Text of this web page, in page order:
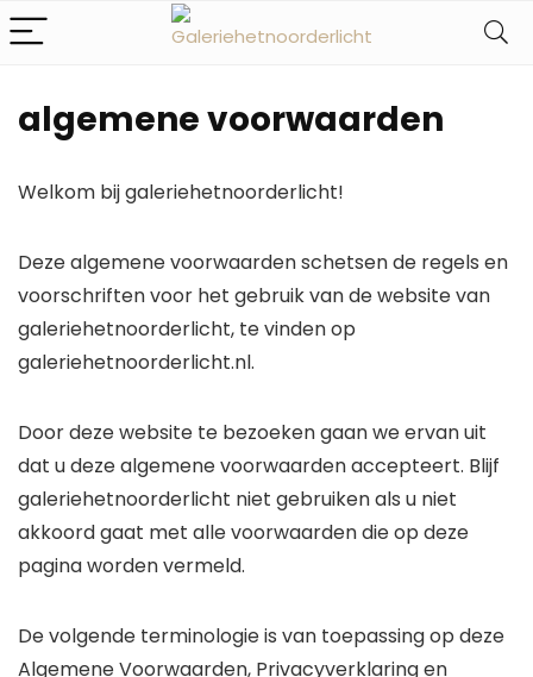
algemene voorwaarden
Welkom bij galeriehetnoorderlicht!
Deze algemene voorwaarden schetsen de regels en
voorschriften voor het gebruik van de website van
galeriehetnoorderlicht, te vinden op
galeriehetnoorderlicht.nl.
Door deze website te bezoeken gaan we ervan uit
dat u deze algemene voorwaarden accepteert. Blijf
galeriehetnoorderlicht niet gebruiken als u niet
akkoord gaat met alle voorwaarden die op deze
pagina worden vermeld.
De volgende terminologie is van toepassing op deze
Algemene Voorwaarden, Privacyverklaring en